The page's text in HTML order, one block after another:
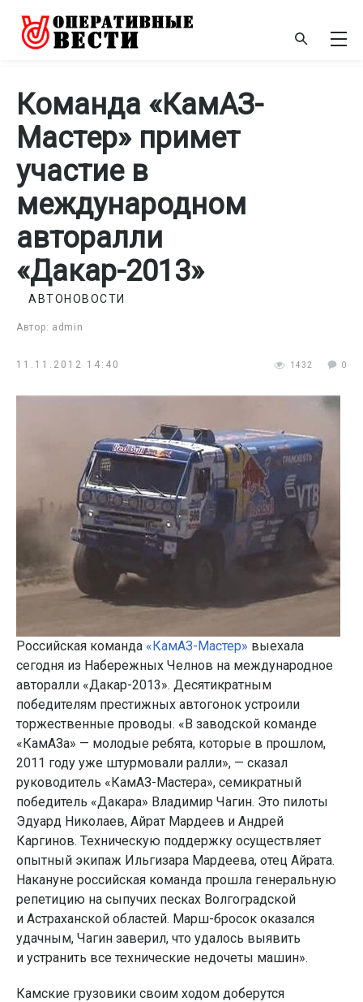
Команда «КамАЗ-
Мастер» примет
участие в
международном
авторалли
«Дакар-2013»
Автор: admin
АВТОНОВОСТИ
11.11.2012 14:40 1432 0
Российская команда «КамАЗ-Мастер» выехала
сегодня из Набережных Челнов на международное
авторалли «Дакар-2013». Десятикратным
победителям престижных автогонок устроили
торжественные проводы. «В заводской команде
«КамАЗа» — молодые ребята, которые в прошлом,
2011 году уже штурмовали ралли», — сказал
руководитель «КамАЗ-Мастера», семикратный
победитель «Дакара» Владимир Чагин. Это пилоты
Эдуард Николаев, Айрат Мардеев и Андрей
Каргинов. Техническую поддержку осуществляет
опытный экипаж Ильгизара Мардеева, отец Айрата.
Накануне российская команда прошла генеральную
репетицию на сыпучих песках Волгоградской
и Астраханской областей. Марш-бросок оказался
удачным, Чагин заверил, что удалось выявить
и устранить все технические недочеты машин».
Камские грузовики своим ходом доберутся